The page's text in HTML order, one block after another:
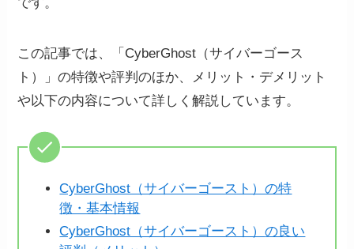
この記事では、「CyberGhost（サイバーゴース
ト）」の特徴や評判のほか、メリット・デメリット
や以下の内容について詳しく解説しています。
CyberGhost（サイバーゴースト）の特
徴・基本情報
CyberGhost（サイバーゴースト）の良い